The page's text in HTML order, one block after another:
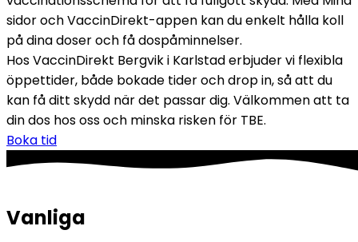
sidor och VaccinDirekt-appen kan du enkelt hålla koll
på dina doser och få dospåminnelser.
Hos VaccinDirekt Bergvik i Karlstad erbjuder vi flexibla
öppettider, både bokade tider och drop in, så att du
kan få ditt skydd när det passar dig. Välkommen att ta
din dos hos oss och minska risken för TBE.
Boka tid
Vanliga